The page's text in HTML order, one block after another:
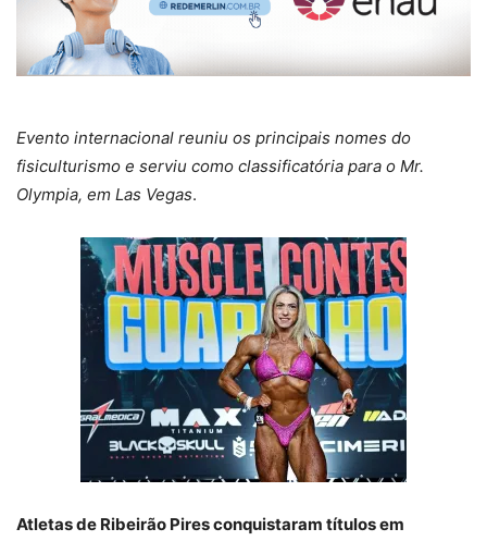
Evento internacional reuniu os principais nomes do
fisiculturismo e serviu como classificatória para o Mr.
Olympia, em Las Vegas.
Atletas de Ribeirão Pires conquistaram títulos em